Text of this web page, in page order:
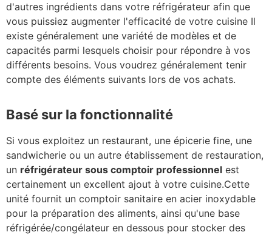
d'autres ingrédients dans votre réfrigérateur afin que
vous puissiez augmenter l'efficacité de votre cuisine Il
existe généralement une variété de modèles et de
capacités parmi lesquels choisir pour répondre à vos
différents besoins. Vous voudrez généralement tenir
compte des éléments suivants lors de vos achats.
Basé sur la fonctionnalité
Si vous exploitez un restaurant, une épicerie fine, une
sandwicherie ou un autre établissement de restauration,
un réfrigérateur sous comptoir professionnel est
certainement un excellent ajout à votre cuisine.Cette
unité fournit un comptoir sanitaire en acier inoxydable
pour la préparation des aliments, ainsi qu'une base
réfrigérée/congélateur en dessous pour stocker des